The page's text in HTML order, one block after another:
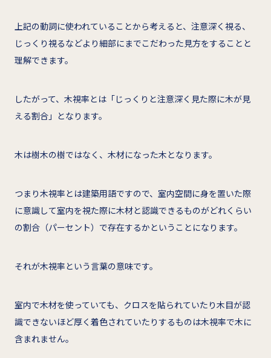
上記の動詞に使われていることから考えると、注意深く視る、
じっくり視るなどより細部にまでこだわった見方をすることと
理解できます。
したがって、木視率とは「じっくりと注意深く見た際に木が見
える割合」となります。
木は樹木の樹ではなく、木材になった木となります。
つまり木視率とは建築用語ですので、室内空間に身を置いた際
に意識して室内を視た際に木材と認識できるものがどれくらい
の割合（パーセント）で存在するかということになります。
それが木視率という言葉の意味です。
室内で木材を使っていても、クロスを貼られていたり木目が認
識できないほど厚く着色されていたりするものは木視率で木に
含まれません。